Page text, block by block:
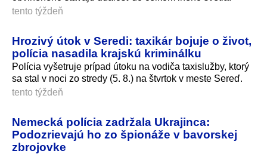
tento týždeň
Hrozivý útok v Seredi: taxikár bojuje o život,
polícia nasadila krajskú kriminálku
Polícia vyšetruje prípad útoku na vodiča taxislužby, ktorý
sa stal v noci zo stredy (5. 8.) na štvrtok v meste Sereď.
tento týždeň
Nemecká polícia zadržala Ukrajinca:
Podozrievajú ho zo špionáže v bavorskej
zbrojovke